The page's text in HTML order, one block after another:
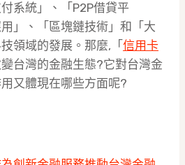
系統」、「P2P借貸平
」、「區塊鏈技術」和「大
領域的發展。那麼,「 信用卡
台灣的金融生態?它對台灣金
又體現在哪些方面呢?